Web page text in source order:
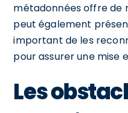
métadonnées offre de
peut également
important de les
pour assurer une mise
Les